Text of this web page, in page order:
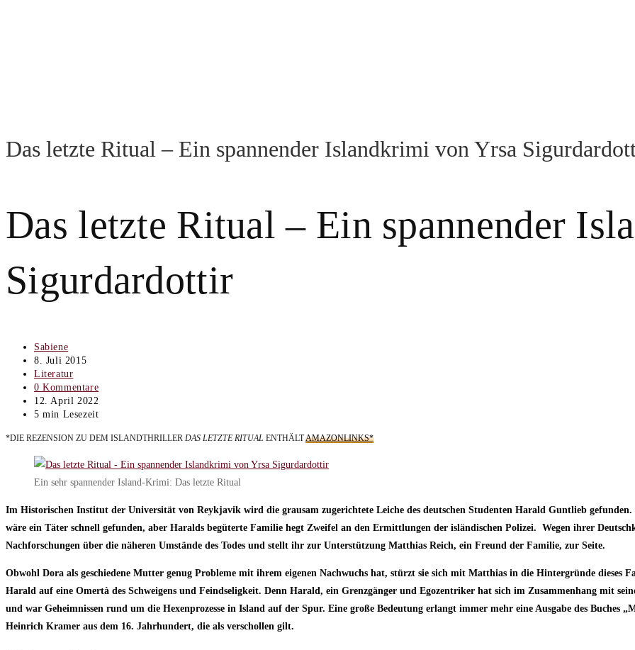
Das letzte Ritual – Ein spannender Islandkrimi von Yrsa
Das letzte Ritual – Ein spannender
Sigurdardottir
Beitrags-
Autor:
Sabiene
Beitrag
veröffentlicht:
8. Juli 2015
Beitrags-
Kategorie:
Literatur
Beitrags-
Kommentare:
0 Kommentare
Beitrag
zuletzt
am:
12. April 2022
Lesedauer:
5 min Lesezeit
*DIE REZENSION ZU DEM ISLANDTHRILLER DAS LETZTE RITUAL ENTHÄLTAMAZONLINKS*
Ein sehr spannender Island-Krimi: Das letzte Ritual
Im Historischen Institut der Universität von Reykjavik wird die grausam zugerichtete Leiche des deutschen Studenten Harald Guntlieb
wäre ein Täter schnell gefunden, aber Haralds begüterte Familie hegt Zweifel an den Ermittlungen der isländischen Polizei. Wegen ihrer
Nachforschungen über die näheren Umstände des Todes und stellt ihr zur Unterstützung Matthias Reich, ein Freund der Familie, zur Seite.
Obwohl Dora als geschiedene Mutter genug Probleme mit ihrem eigenen Nachwuchs hat, stürzt sie sich mit Matthias in die Hintergründe dieses
Harald auf eine Omertà des Schweigens und Feindseligkeit. Denn Harald, ein Grenzgänger und Egozentriker hat sich im Zusammenhang mit
und war Geheimnissen rund um die Hexenprozesse in Island auf der Spur. Eine große Bedeutung erlangt immer mehr eine Ausgabe des Buches
Heinrich Kramer aus dem 16. Jahrhundert, die als verschollen gilt.